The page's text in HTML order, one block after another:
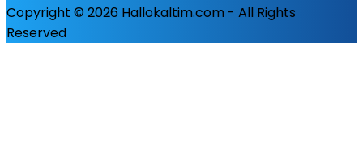
Copyright © 2026 Hallokaltim.com - All Rights
Reserved